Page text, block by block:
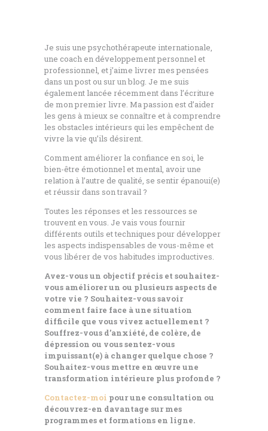
Je suis une psychothérapeute internationale,
une coach en développement personnel et
professionnel, et j’aime livrer mes pensées
dans un post ou sur un blog. Je me suis
également lancée récemment dans l’écriture
de mon premier livre. Ma passion est d’aider
les gens à mieux se connaître et à comprendre
les obstacles intérieurs qui les empêchent de
vivre la vie qu’ils désirent.
Comment améliorer la confiance en soi, le
bien-être émotionnel et mental, avoir une
relation à l’autre de qualité, se sentir épanoui(e)
et réussir dans son travail ?
Toutes les réponses et les ressources se
trouvent en vous. Je vais vous fournir
différents outils et techniques pour développer
les aspects indispensables de vous-même et
vous libérer de vos habitudes improductives.
Avez-vous un objectif précis et souhaitez-
vous améliorer un ou plusieurs aspects de
votre vie ? Souhaitez-vous savoir
comment faire face à une situation
difficile que vous vivez actuellement ?
Souffrez-vous d’anxiété, de colère, de
dépression ou vous sentez-vous
impuissant(e) à changer quelque chose ?
Souhaitez-vous mettre en œuvre une
transformation intérieure plus profonde ?
Contactez-moi pour une consultation ou
découvrez-en davantage sur mes
programmes et formations en ligne.